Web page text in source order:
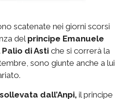
scatenate nei giorni scorsi
del principe Emanuele
di Asti che si correrà la
sono giunte anche a lui
sollevata dall’Anpi, il principe